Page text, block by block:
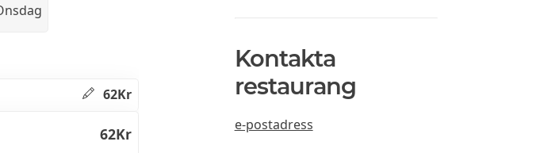
62Kr
62Kr
Kontakta
restaurang
e-postadress